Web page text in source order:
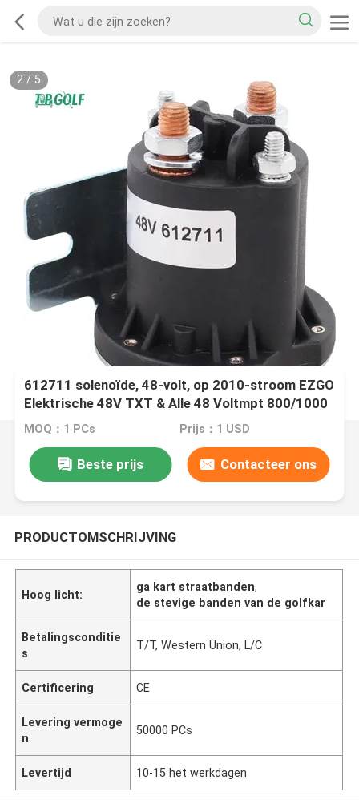
2/ 5
612711 solenoïde, 48-volt, op 2010-stroom EZGO
Elektrische 48V TXT & Alle 48 Voltmpt 800/1000
Voertuigen dat wordt gebruikt
MOQ：1 PCs Prijs：1 USD
Beste prijs Contacteer ons
PRODUCTOMSCHRIJVING
Hoog licht:
ga kart straatbanden,
de stevige banden van de golfkar
Betalingsconditie
s
T/T, Western Union, L/C
Certificering CE
Levering vermoge
n
50000 PCs
Levertijd 10-15 het werkdagen